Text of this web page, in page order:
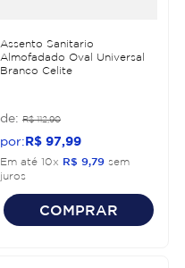
Assento Sanitario
Almofadado Oval Universal
Branco Celite
R$ 112,90
R$ 97 99
Em até 10x R$ 9,79 sem
juros
COMPRAR